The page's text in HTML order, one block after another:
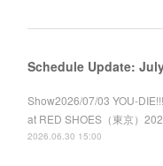
Schedule Update:
Show2026/07/03 YOU-
at RED SHOES（東京）
2026.06.30 15:00